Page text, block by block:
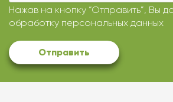
Нажав на кнопку “Отправить”, Вы
обработку персональных данных
Отправить